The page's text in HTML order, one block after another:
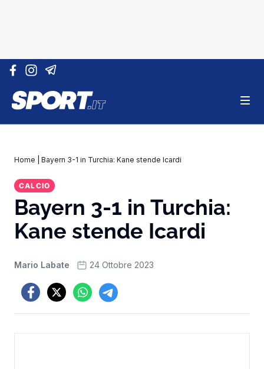
Vai al contenuto
Home Bayern 3-1 in Turchia: Kane stende Icardi
CALCIO
Bayern 3-1 in Turchia:
Kane stende Icardi
Mario Labate 24 Ottobre 2023